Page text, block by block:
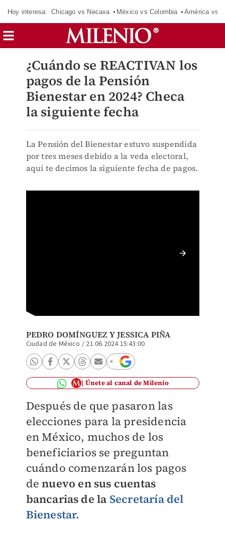
Hoy interesa: Chicago vs Necaxa México vs Colombia América vs
¿Cuándo se REACTIVAN los
pagos de la Pensión
Bienestar en 2024? Checa
la siguiente fecha
La Pensión del Bienestar estuvo suspendida
por tres meses debido a la veda electoral,
aquí te decimos la siguiente fecha de pagos.
PEDRO DOMÍNGUEZ YJESSICA PIÑA
Ciudad de México / 21.06.2024 15:43:00
Únete al canal de Milenio
Después de que pasaron las
elecciones para la presidencia
en México, muchos de los
beneficiarios se preguntan
cuándo comenzarán los pagos
de nuevo en sus cuentas
bancarias de la Secretaría del
Bienestar.